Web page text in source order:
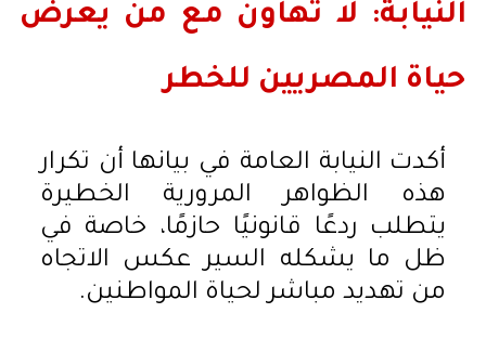
النيابة: لا تهاون مع من يعرض
حياة المصريين للخطر
أكدت النيابة العامة في بيانها أن تكرار
هذه الظواهر المرورية الخطيرة
يتطلب ردعًا قانونيًا حازمًا، خاصة في
ظل ما يشكله السير عكس الاتجاه
من تهديد مباشر لحياة المواطنين.